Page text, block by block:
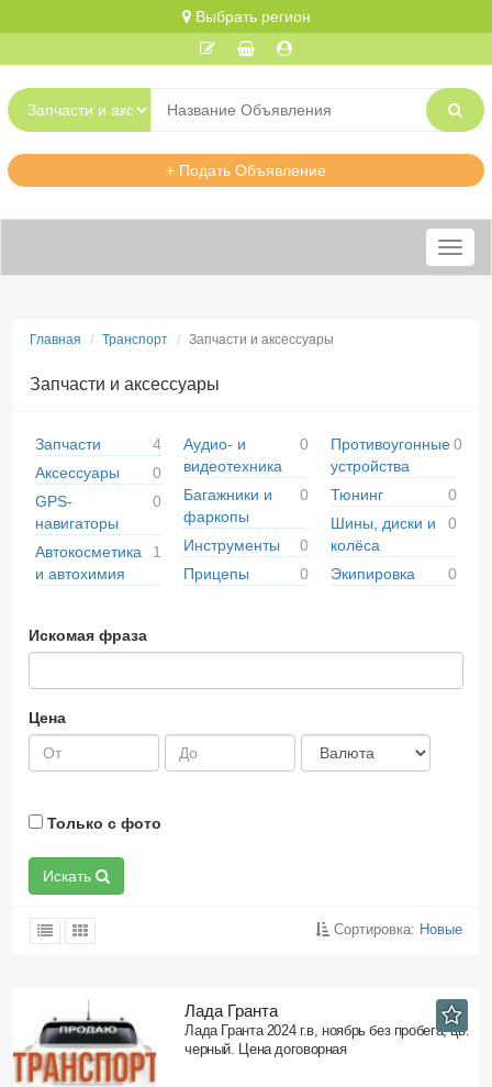
Выбрать регион
+ Подать Объявление
Меню
Главная Транспорт Запчасти и аксессуары
Запчасти и аксессуары
Запчасти
4
Аксессуары
0
GPS-
навигаторы
0
Автокосметика
и автохимия
1
Аудио- и
видеотехника
0
Багажники и
фаркопы
0
Инструменты
0
Прицепы
0
Противоугонные
устройства
0
Тюнинг
0
Шины, диски и
колёса
0
Экипировка 0
Искомая фраза
Цена
Только с фото
Искать
Сортировка: Новые
Лада Гранта
Лада Гранта 2024 г.в, ноябрь без пробега, цв.
черный. Цена договорная